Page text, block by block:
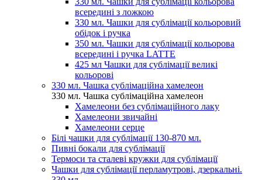
всередині з ложкою
330 мл. Чашки для сублімації кольоровий
обідок і ручка
350 мл. Чашки для сублімації кольорова
всередині і ручка LATTE
425 мл Чашки для сублімації великі
кольорові
330 мл. Чашка сублімаційна хамелеон
330 мл. Чашка сублімаційна хамелеон
Хамелеони без сублімаційного лаку
Хамелеони звичайні
Хамелеони серце
Білі чашки для сублімації 130-870 мл.
Пивні бокали для сублімації
Термоси та сталеві кружки для сублімації
Чашки для сублімації перламутрові, дзеркальні.